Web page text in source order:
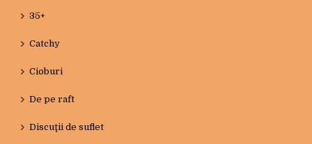
35+
Catchy
Cioburi
De pe raft
Discuţii de suflet